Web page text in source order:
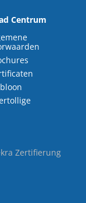
Centrum